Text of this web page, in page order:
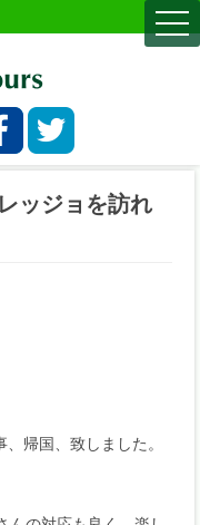
ッジョを訪れ
帰国、致しました。